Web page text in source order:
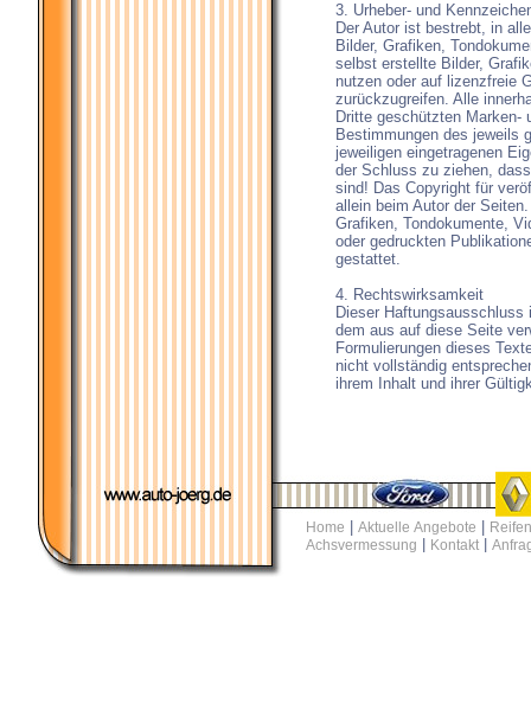
3. Urheber- und
Der Autor ist bestrebt, in
Bilder, Grafiken,
selbst erstellte Bilder,
nutzen oder auf lizenzfreie
zurückzugreifen. Alle
Dritte geschützten Marken-
Bestimmungen des jeweils
jeweiligen eingetragenen
der Schluss zu ziehen,
sind! Das Copyright für
allein beim Autor der
Grafiken, Tondokumente,
oder gedruckten
gestattet.
4. Rechtswirksamkeit
Dieser
dem aus auf diese Seite
Formulierungen dieses
nicht vollständig
ihrem Inhalt und ihrer
Home Aktuelle Angebote
Achsvermessung
Kontakt